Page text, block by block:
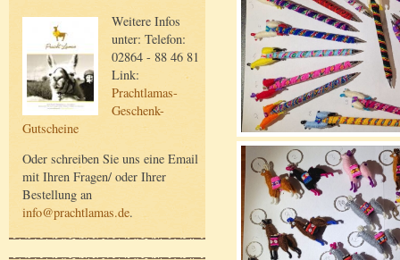
Weitere Infos
unter: Telefon:
02864 - 88 46 81
Link:
Prachtlamas-
Geschenk-
Gutscheine
Oder schreiben Sie uns eine Email
mit Ihren Fragen/ oder Ihrer
Bestellung an
info@prachtlamas.de.